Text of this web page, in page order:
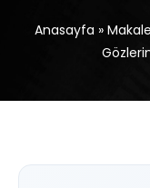
Anasayfa »